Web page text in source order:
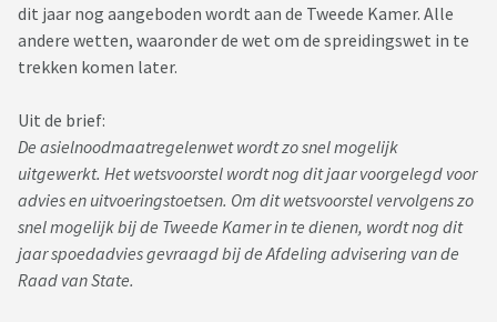
dit jaar nog aangeboden wordt aan de Tweede Kamer. Alle
andere wetten, waaronder de wet om de spreidingswet in te
trekken komen later.
Uit de brief:
De asielnoodmaatregelenwet wordt zo snel mogelijk
uitgewerkt. Het wetsvoorstel wordt nog dit jaar voorgelegd voor
advies en uitvoeringstoetsen. Om dit wetsvoorstel vervolgens zo
snel mogelijk bij de Tweede Kamer in te dienen, wordt nog dit
jaar spoedadvies gevraagd bij de Afdeling advisering van de
Raad van State.